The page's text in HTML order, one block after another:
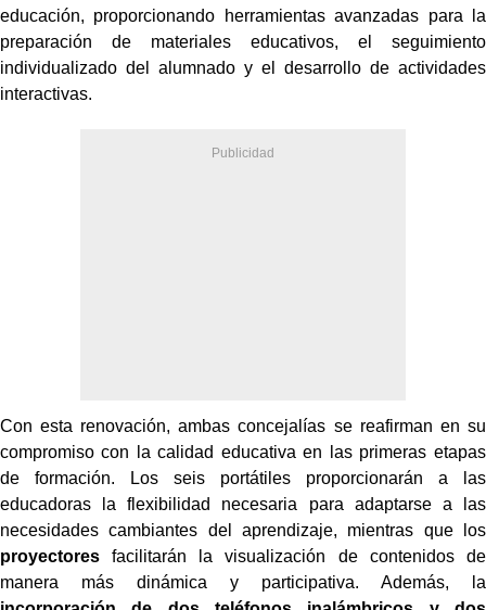
educación, proporcionando herramientas avanzadas para la
preparación de materiales educativos, el seguimiento
individualizado del alumnado y el desarrollo de actividades
interactivas.
Con esta renovación, ambas concejalías se reafirman en su
compromiso con la calidad educativa en las primeras etapas
de formación. Los seis portátiles proporcionarán a las
educadoras la flexibilidad necesaria para adaptarse a las
necesidades cambiantes del aprendizaje, mientras que los
proyectores facilitarán la visualización de contenidos de
manera más dinámica y participativa. Además, la